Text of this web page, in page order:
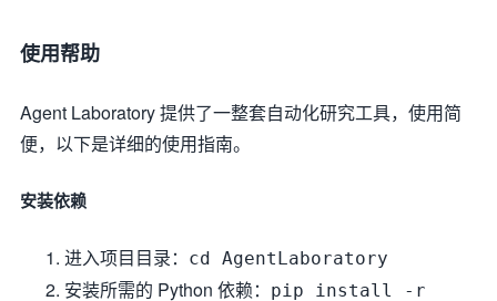
使用帮助
Agent Laboratory 提供了一整套自动化研究工具，使用简
便，以下是详细的使用指南。
安装依赖
进入项目目录： cd AgentLaboratory
安装所需的 Python 依赖： pip install -r